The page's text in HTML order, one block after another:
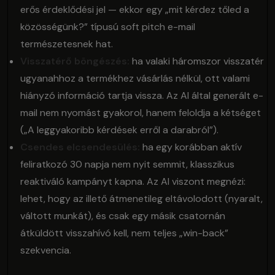
erős érdeklődési jel — ekkor egy „mit kérdez tőled a
közösségünk?” típusú soft pitch e-mail
természetesnek hat.
Visszatérő böngészés:
ha valaki háromszor visszatér
ugyanahhoz a termékhez vásárlás nélkül, ott valami
hiányzó információ tartja vissza. Az AI által generált e-
mail nem nyomást gyakorol, hanem feloldja a kétséget
(„A leggyakoribb kérdések erről a darabról”).
Csendes elcsendesülés:
ha egy korábban aktív
feliratkozó 30 napja nem nyit semmit, klasszikus
reaktiváló kampányt kapna. Az AI viszont megnézi:
lehet, hogy az illető átmenetileg eltávolodott (nyaralt,
váltott munkát), és csak egy másik csatornán
átküldött visszahívó kell, nem teljes „win-back”
szekvencia.